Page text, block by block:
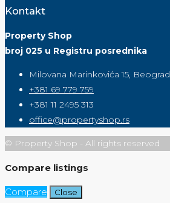
Kontakt
Property Shop
broj 025 u Registru posrednika
Milovana Marinkovića 15, Beograd
+381 69 779 759
+381 11 2495 313
office@propertyshop.rs
© Property Shop - All rights reserved
Compare listings
Compare Close